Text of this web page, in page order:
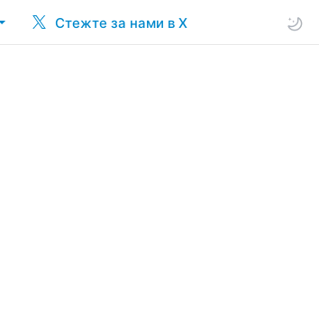
Стежте за нами в X